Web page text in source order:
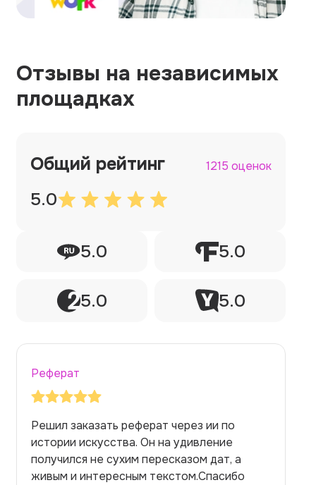
Отзывы на независимых
площадках
Общий рейтинг 1215 оценок
5.0
5.0 5.0
5.0 5.0
Реферат
Заказывала реферат с помощью нейросети
на медицинскую тему. Ожидала худшего,
но справилась. Термины использовала
правильно. Для быстрого ознакомления с